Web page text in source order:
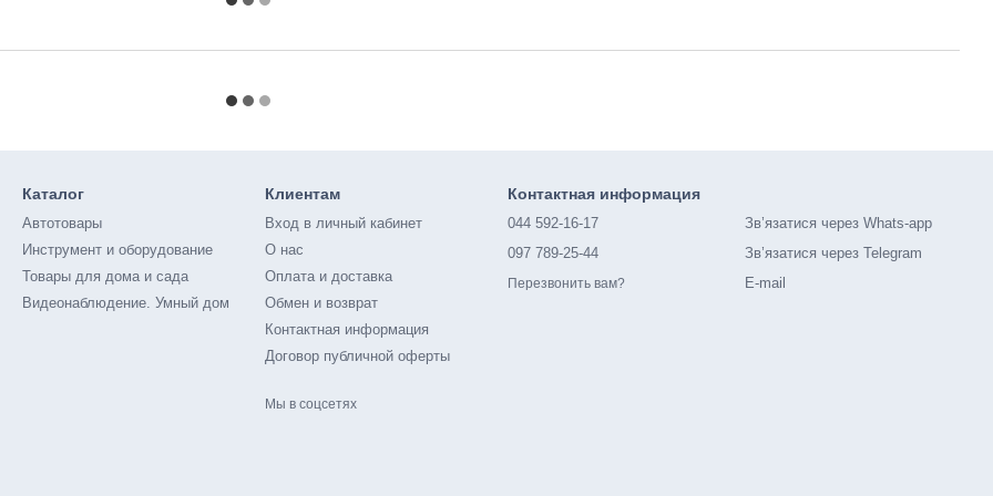
Каталог
Автотовары
Инструмент и оборудование
Товары для дома и сада
Видеонаблюдение. Умный дом
Клиентам
Вход в личный кабинет
О нас
Оплата и доставка
Обмен и возврат
Контактная информация
Договор публичной оферты
Мы в соцсетях
Контактная информация
044 592-16-17
097 789-25-44
Перезвонить вам?
Зв’язатися через Whats-app
Зв’язатися через Telegram
E-mail